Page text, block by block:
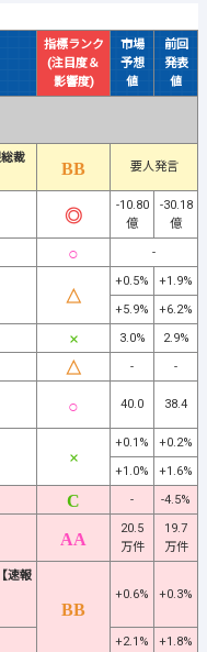
指標ランク
(注目度＆
影響度)
市場
予想
値
前回
発表
値
裁
要人発言
-10.80
億
-30.18
億
-
+0.5%
+1.9%
+5.9%
+6.2%
3.0%
2.9%
- -
40.0 38.4
+0.1%
+0.2%
+1.0%
+1.6%
- -4.5%
20.5
万件
19.7
万件
速報
+0.6% +0.3%
+2.1% +1.8%